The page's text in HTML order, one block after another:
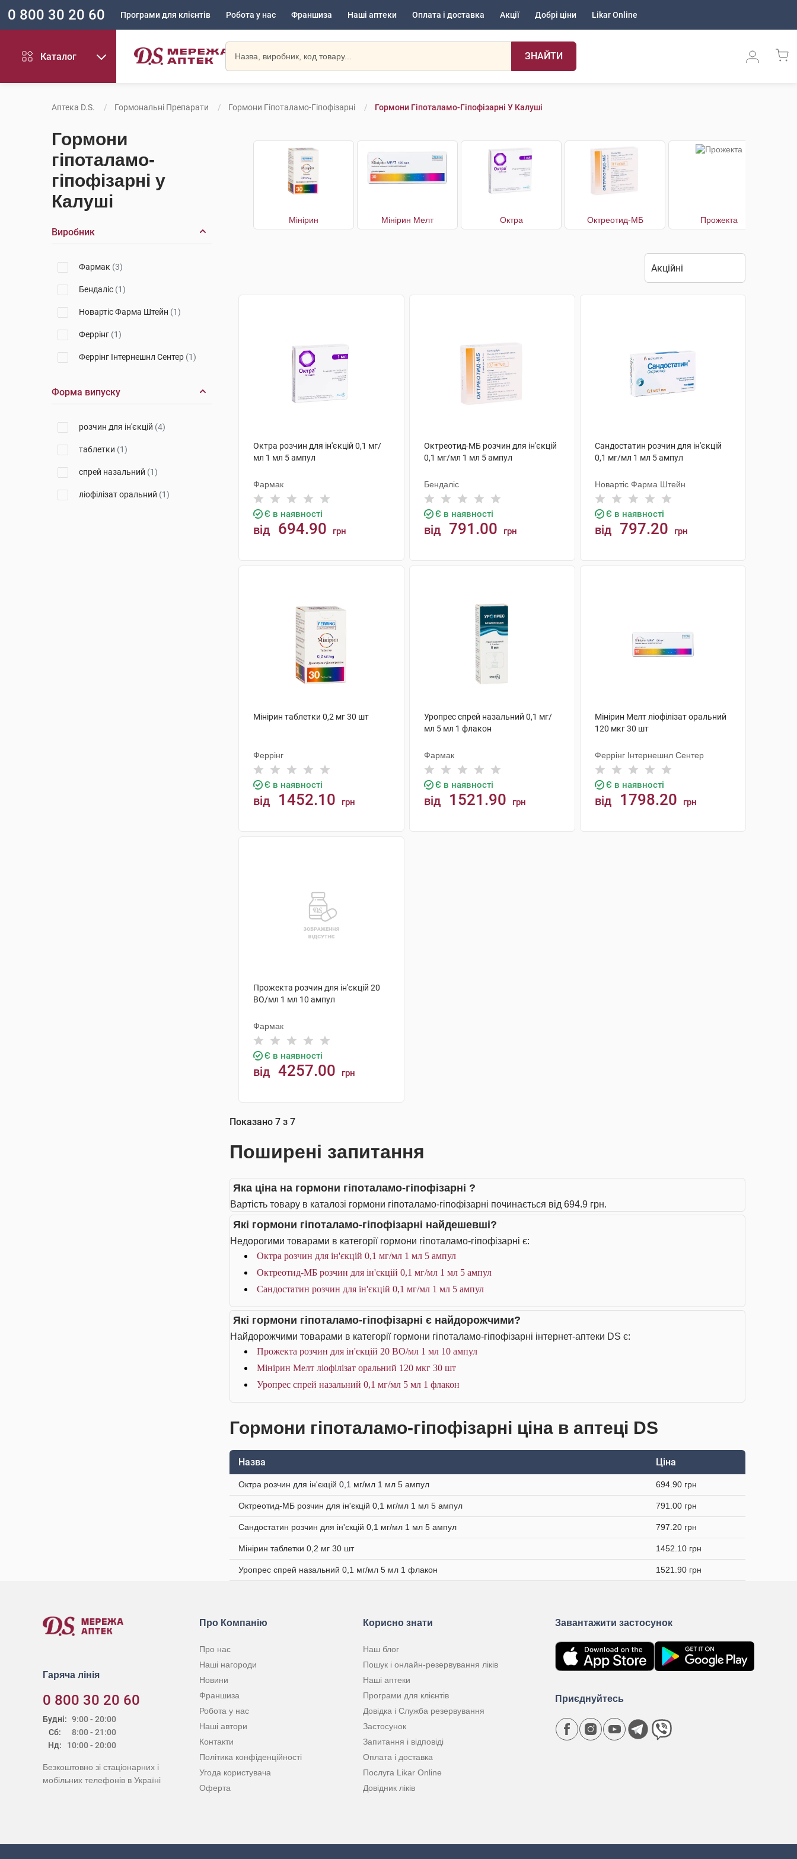
0 800 30 20 60 Програми для клієнтів Робота у нас Франшиза Наші аптеки Оплата і доставка Акції Добрі ціни Likar Online
Каталог ЗНАЙТИ
Аптека D.S. Гормональні Препарати Гормони Гіпоталамо-Гіпофізарні Гормони Гіпоталамо-Гіпофізарні У Калуші
Гормони
гіпоталамо-
гіпофізарні у
Калуші
Виробник
Фармак (3)
Бендаліс (1)
Новартіс Фарма Штейн (1)
Феррінг (1)
Феррінг Інтернешнл Сентер (1)
Форма випуску
розчин для ін'єкцій (4)
таблетки (1)
спрей назальний (1)
ліофілізат оральний (1)
Мінірин Мінірин Мелт Октра Октреотид-МБ Прожекта
Октра розчин для ін'єкцій 0,1 мг/
мл 1 мл 5 ампул
Фармак
Є в наявності
від 694.90 грн
Октреотид-МБ розчин для ін'єкцій
0,1 мг/мл 1 мл 5 ампул
Бендаліс
Є в наявності
від 791.00 грн
Сандостатин розчин для ін'єкцій
0,1 мг/мл 1 мл 5 ампул
Новартіс Фарма Штейн
Є в наявності
від 797.20 грн
Мінірин таблетки 0,2 мг 30 шт
Феррінг
Є в наявності
від 1452.10 грн
Уропрес спрей назальний 0,1 мг/
мл 5 мл 1 флакон
Фармак
Є в наявності
від 1521.90 грн
Мінірин Мелт ліофілізат оральний
120 мкг 30 шт
Феррінг Інтернешнл Сентер
Є в наявності
від 1798.20 грн
Прожекта розчин для ін'єкцій 20
ВО/мл 1 мл 10 ампул
Фармак
Є в наявності
від 4257.00 грн
Показано 7 з 7
Поширені запитання
Яка ціна на гормони гіпоталамо-гіпофізарні ?
Вартість товару в каталозі гормони гіпоталамо-гіпофізарні починається від 694.9 грн.
Які гормони гіпоталамо-гіпофізарні найдешевші?
Недорогими товарами в категорії гормони гіпоталамо-гіпофізарні є:
Октра розчин для ін'єкцій 0,1 мг/мл 1 мл 5 ампул
Октреотид-МБ розчин для ін'єкцій 0,1 мг/мл 1 мл 5 ампул
Сандостатин розчин для ін'єкцій 0,1 мг/мл 1 мл 5 ампул
Які гормони гіпоталамо-гіпофізарні є найдорожчими?
Найдорожчими товарами в категорії гормони гіпоталамо-гіпофізарні інтернет-аптеки DS є:
Прожекта розчин для ін'єкцій 20 ВО/мл 1 мл 10 ампул
Мінірин Мелт ліофілізат оральний 120 мкг 30 шт
Уропрес спрей назальний 0,1 мг/мл 5 мл 1 флакон
Гормони гіпоталамо-гіпофізарні ціна в аптеці DS
Назва Ціна
Октра розчин для ін'єкцій 0,1 мг/мл 1 мл 5 ампул 694.90 грн
Октреотид-МБ розчин для ін'єкцій 0,1 мг/мл 1 мл 5 ампул 791.00 грн
Сандостатин розчин для ін'єкцій 0,1 мг/мл 1 мл 5 ампул 797.20 грн
Мінірин таблетки 0,2 мг 30 шт 1452.10 грн
Уропрес спрей назальний 0,1 мг/мл 5 мл 1 флакон 1521.90 грн
Гаряча лінія
0 800 30 20 60
Будні:
Сб:
Нд:
9:00 - 20:00
8:00 - 21:00
10:00 - 20:00
Безкоштовно зі стаціонарних і
мобільних телефонів в Україні
Про Компанію
Про нас
Наші нагороди
Новини
Франшиза
Робота у нас
Наші автори
Контакти
Політика конфіденційності
Угода користувача
Оферта
Корисно знати
Наш блог
Пошук і онлайн-резервування ліків
Наші аптеки
Програми для клієнтів
Довідка і Служба резервування
Застосунок
Запитання і відповіді
Оплата і доставка
Послуга Likar Online
Довідник ліків
Завантажити застосунок
Приєднуйтесь